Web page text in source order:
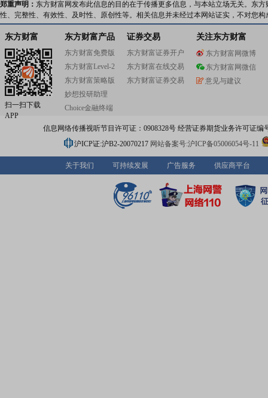
等10种特种工艺NADCAP认证。经过长期与国际、国内一
企业合作,公司积累了丰富的航空发动机和燃气轮机零部件
验,掌握了航空发动机各种机匣制造技术,是全球主要燃机叶
化制造基地,具备了复杂钣金焊接组合件加工能力和先进反
际、国内先进的航空发动机零部件制造标准,掌握了多项与
轨的关键核心技术,具备较强的研发和生产制造能力。公司
承“国家利益至上”的价值观,坚持履行“动力强军、科技报国”
命,坚决实施“创新驱动、质量制胜、人才强企”三大发展战
构建“小核心、大协作、专业化、开放型”科研生产体系,努
“世界一流航空发动机企业”。
郑重声明： 东方财富网发布此信息的目的在于传播更多信息，与本站立场无关。东
性、完整性、有效性、及时性、原创性等。相关信息并未经过本网站证实，不对您
东方财富
扫一扫下载
APP
东方财富产品
东方财富免费版
东方财富Level-2
东方财富策略版
妙想投研助理
Choice金融终端
证券交易
东方财富证券开户
东方财富在线交易
东方财富证券交易
关注东方财富
东方财富网微博
东方财富网微信
意见与建议
信息网络传播视听节目许可证：0908328号 经营证券期货业务许可证编
沪ICP证:沪B2-20070217 网站备案号:沪ICP备05006054号-11
关于我们 可持续发展 广告服务 供应商平台